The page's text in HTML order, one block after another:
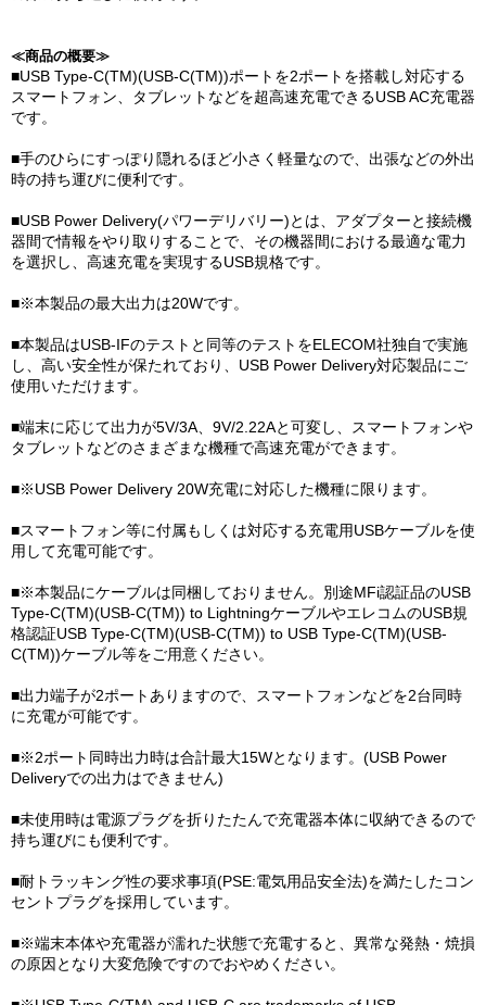
≪商品の概要≫
■USB Type-C(TM)(USB-C(TM))ポートを2ポートを搭載し対応する
スマートフォン、タブレットなどを超高速充電できるUSB AC充電器
です。
■手のひらにすっぽり隠れるほど小さく軽量なので、出張などの外出
時の持ち運びに便利です。
■USB Power Delivery(パワーデリバリー)とは、アダプターと接続機
器間で情報をやり取りすることで、その機器間における最適な電力
を選択し、高速充電を実現するUSB規格です。
■※本製品の最大出力は20Wです。
■本製品はUSB-IFのテストと同等のテストをELECOM社独自で実施
し、高い安全性が保たれており、USB Power Delivery対応製品にご
使用いただけます。
■端末に応じて出力が5V/3A、9V/2.22Aと可変し、スマートフォンや
タブレットなどのさまざまな機種で高速充電ができます。
■※USB Power Delivery 20W充電に対応した機種に限ります。
■スマートフォン等に付属もしくは対応する充電用USBケーブルを使
用して充電可能です。
■※本製品にケーブルは同梱しておりません。別途MFi認証品のUSB
Type-C(TM)(USB-C(TM)) to LightningケーブルやエレコムのUSB規
格認証USB Type-C(TM)(USB-C(TM)) to USB Type-C(TM)(USB-
C(TM))ケーブル等をご用意ください。
■出力端子が2ポートありますので、スマートフォンなどを2台同時
に充電が可能です。
■※2ポート同時出力時は合計最大15Wとなります。(USB Power
Deliveryでの出力はできません)
■未使用時は電源プラグを折りたたんで充電器本体に収納できるので
持ち運びにも便利です。
■耐トラッキング性の要求事項(PSE:電気用品安全法)を満たしたコン
セントプラグを採用しています。
■※端末本体や充電器が濡れた状態で充電すると、異常な発熱・焼損
の原因となり大変危険ですのでおやめください。